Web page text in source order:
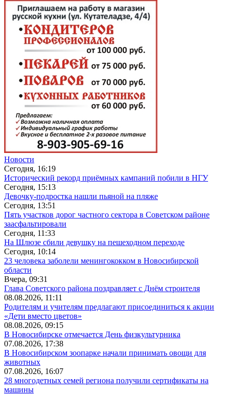
Новости
Сегодня, 16:19
Исторический рекорд приёмных кампаний побили в НГУ
Сегодня, 15:13
Девочку-подростка нашли пьяной на пляже
Сегодня, 13:51
Пять участков дорог частного сектора в Советском районе
заасфальтировали
Сегодня, 11:33
На Шлюзе сбили девушку на пешеходном переходе
Сегодня, 10:14
23 человека заболели менингококком в Новосибирской
области
Вчера, 09:31
Глава Советского района поздравляет с Днём строителя
08.08.2026, 11:11
Родителям и учителям предлагают присоединиться к акции
«Дети вместо цветов»
08.08.2026, 09:15
В Новосибирске отмечается День физкультурника
07.08.2026, 17:38
В Новосибирском зоопарке начали принимать овощи для
животных
07.08.2026, 16:07
28 многодетных семей региона получили сертификаты на
машины